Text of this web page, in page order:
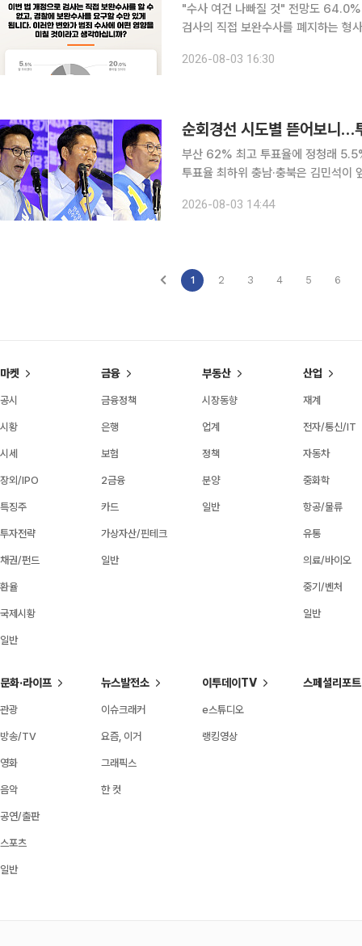
"수사 여건 나빠질 것" 전망도
검사의 직접 보완수사를 폐지하는 형
상 남녀 1013명을 대상으로 실시한
2026-08-03 16:30
순회경선 시도별 뜯어보니…
부산 62% 최고 투표율에 정청래
투표율 최하위 충남·충북은 김민석
겹친 것으로 나타났다. 투표율 1위 부
2026-08-03 14:44
1 2 3 4 5 6
마켓
공시
시황
시세
장외/IPO
특징주
투자전략
채권/펀드
환율
국제시황
일반
금융
금융정책
은행
보험
2금융
카드
가상자산/핀테크
일반
부동산
시장동향
업계
정책
분양
일반
산업
재계
전자/통신/IT
자동차
중화학
항공/물류
유통
의료/바이오
중기/벤처
일반
문화·라이프
관광
방송/TV
영화
음악
공연/출판
스포츠
일반
뉴스발전소
이슈크래커
요즘, 이거
그래픽스
한 컷
이투데이TV
e스튜디오
랭킹영상
스페셜리포트